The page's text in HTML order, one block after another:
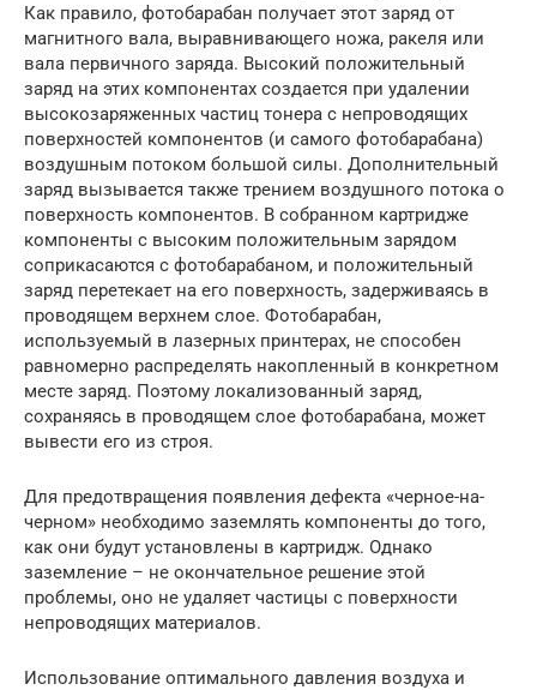
Как правило, фотобарабан получает этот заряд от
магнитного вала, выравнивающего ножа, ракеля или
вала первичного заряда. Высокий положительный
заряд на этих компонентах создается при удалении
высокозаряженных частиц тонера с непроводящих
поверхностей компонентов (и самого фотобарабана)
воздушным потоком большой силы. Дополнительный
заряд вызывается также трением воздушного потока о
поверхность компонентов. В собранном картридже
компоненты с высоким положительным зарядом
соприкасаются с фотобарабаном, и положительный
заряд перетекает на его поверхность, задерживаясь в
проводящем верхнем слое. Фотобарабан,
используемый в лазерных принтерах, не способен
равномерно распределять накопленный в конкретном
месте заряд. Поэтому локализованный заряд,
сохраняясь в проводящем слое фотобарабана, может
вывести его из строя.
Для предотвращения появления дефекта «черное-на-
черном» необходимо заземлять компоненты до того,
как они будут установлены в картридж. Однако
заземление – не окончательное решение этой
проблемы, оно не удаляет частицы с поверхности
непроводящих материалов.
Использование оптимального давления воздуха и